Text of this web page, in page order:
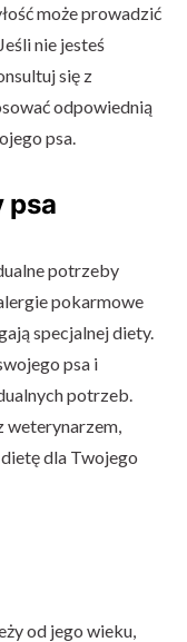
może prowadzić
nie jesteś
się z
odpowiednią
psa.
psa
potrzeby
pokarmowe
specjalnej diety.
psa i
potrzeb.
weterynarzem,
dla Twojego
od jego wieku,